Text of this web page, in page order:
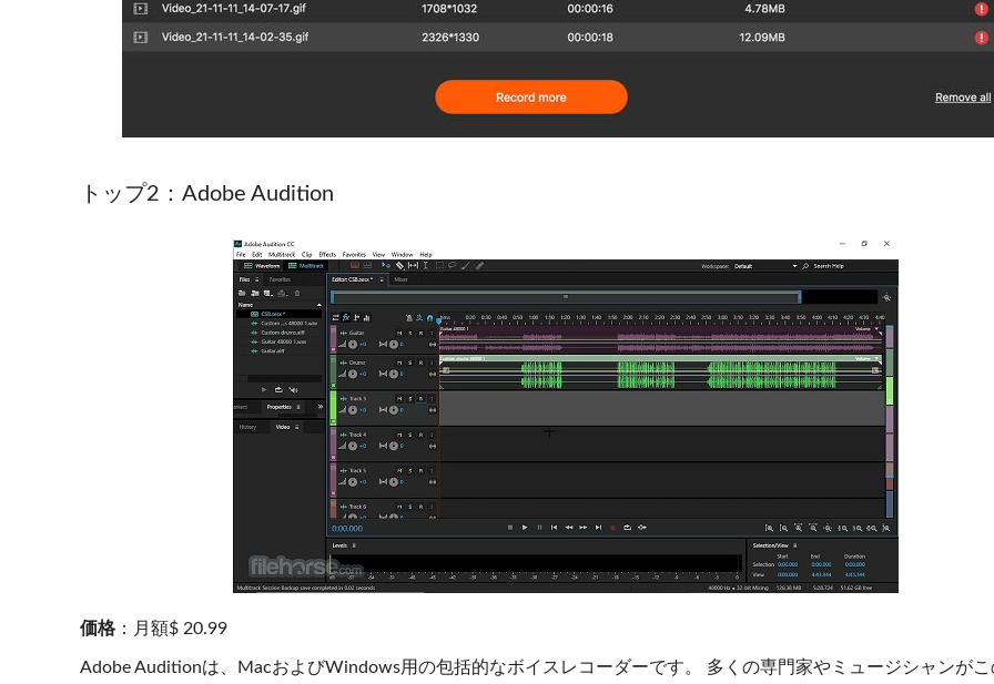
トップ2：Adobe Audition
価格 ：月額$ 20.99
Adobe Auditionは、MacおよびWindows用の包括的なボイスレコーダーです。 多くの専門家やミュージシャンが